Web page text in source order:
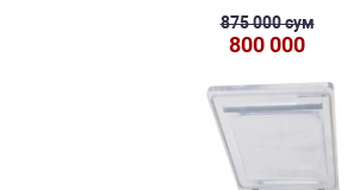
875 000 сум
800 000